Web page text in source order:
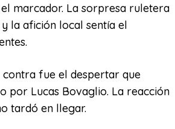
marcador. La sorpresa ruletera
la afición local sentía el
contra fue el despertar que
por Lucas Bovaglio. La reacción
tardó en llegar.